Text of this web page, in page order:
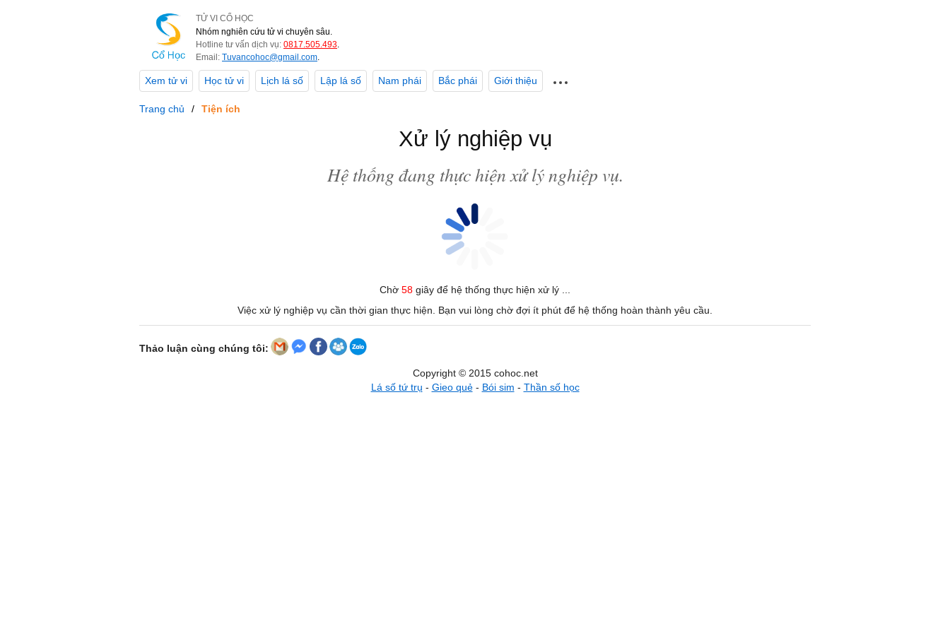
TỬ VI CỔ HỌC
Nhóm nghiên cứu tử vi chuyên sâu.
Hotline tư vấn dịch vụ: 0817.505.493.
Email: Tuvancohoc@gmail.com.
Xem tử vi Học tử vi Lịch lá số Lập lá số Nam phái Bắc phái Giới thiệu
Trang chủ Tiện ích
Xử lý nghiệp vụ
Hệ thống đang thực hiện xử lý nghiệp vụ.
Chờ 58 giây để hệ thống thực hiện xử lý ...
Việc xử lý nghiệp vụ cần thời gian thực hiện. Bạn vui lòng chờ đợi ít phút để hệ thống hoàn thành yêu cầu.
Thảo luận cùng chúng tôi:
Copyright © 2015 cohoc.net
Lá số tứ trụ - Gieo quẻ- Bói sim - Thần số học